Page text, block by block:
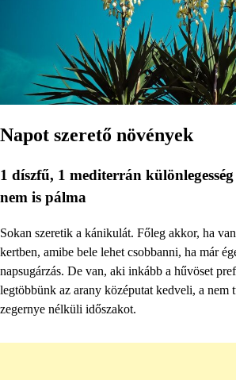
Napot szerető növények
1 díszfű, 1 mediterrán
nem is pálma
Sokan szeretik a kánikulát. Főleg akkor, ha
kertben, amibe bele lehet csobbanni, ha már
napsugárzás. De van, aki inkább a hűvöset
legtöbbünk az arany középutat kedveli, a nem
zegernye nélküli időszakot.